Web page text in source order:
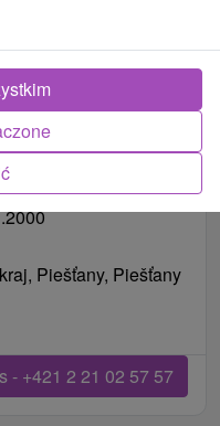
Pożywienieśniadanie
Piešťany, Piešťany
- +421 2 21 02 57 57